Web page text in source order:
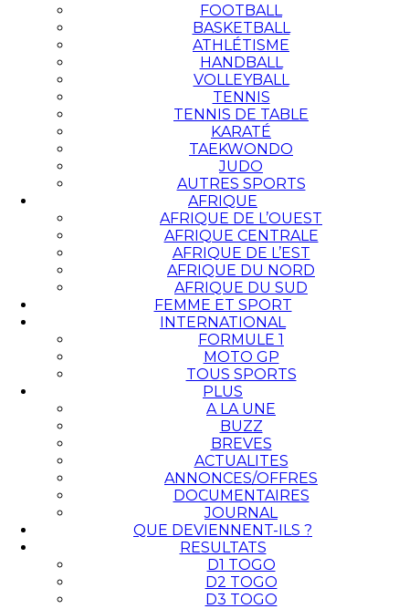
FOOTBALL
BASKETBALL
ATHLÉTISME
HANDBALL
VOLLEYBALL
TENNIS
TENNIS DE TABLE
KARATÉ
TAEKWONDO
JUDO
AUTRES SPORTS
AFRIQUE
AFRIQUE DE L’OUEST
AFRIQUE CENTRALE
AFRIQUE DE L’EST
AFRIQUE DU NORD
AFRIQUE DU SUD
FEMME ET SPORT
INTERNATIONAL
FORMULE 1
MOTO GP
TOUS SPORTS
PLUS
A LA UNE
BUZZ
BREVES
ACTUALITES
ANNONCES/OFFRES
DOCUMENTAIRES
JOURNAL
QUE DEVIENNENT-ILS ?
RESULTATS
D1 TOGO
D2 TOGO
D3 TOGO